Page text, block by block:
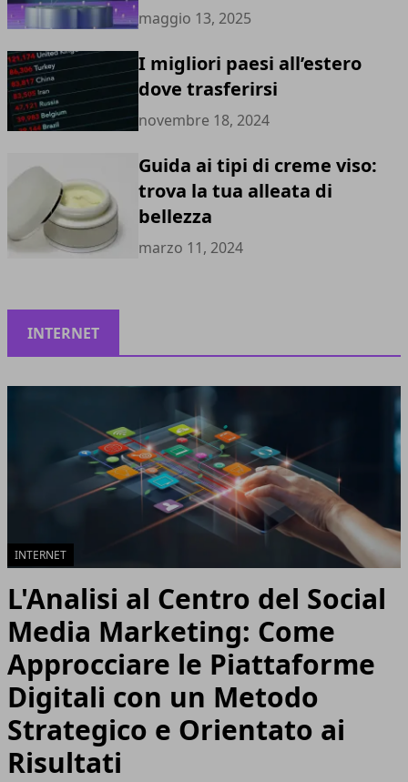
maggio 13, 2025
I migliori paesi all’estero
dove trasferirsi
novembre 18, 2024
Guida ai tipi di creme viso:
trova la tua alleata di
bellezza
marzo 11, 2024
INTERNET
INTERNET
L'Analisi al Centro del Social
Media Marketing: Come
Approcciare le Piattaforme
Digitali con un Metodo
Strategico e Orientato ai
Risultati